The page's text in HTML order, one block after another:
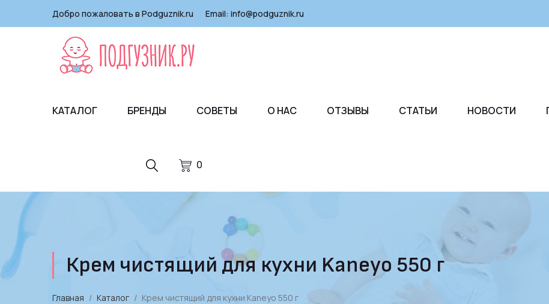
Добро пожаловать в Podguznik.ru Email: info@podguznik.ru
0
КАТАЛОГ БРЕНДЫ СОВЕТЫ О НАС ОТЗЫВЫ СТАТЬИ НОВОСТИ
Крем чистящий для кухни Kaneyo 550 г
Главная Каталог Крем чистящий для кухни Kaneyo 550 г